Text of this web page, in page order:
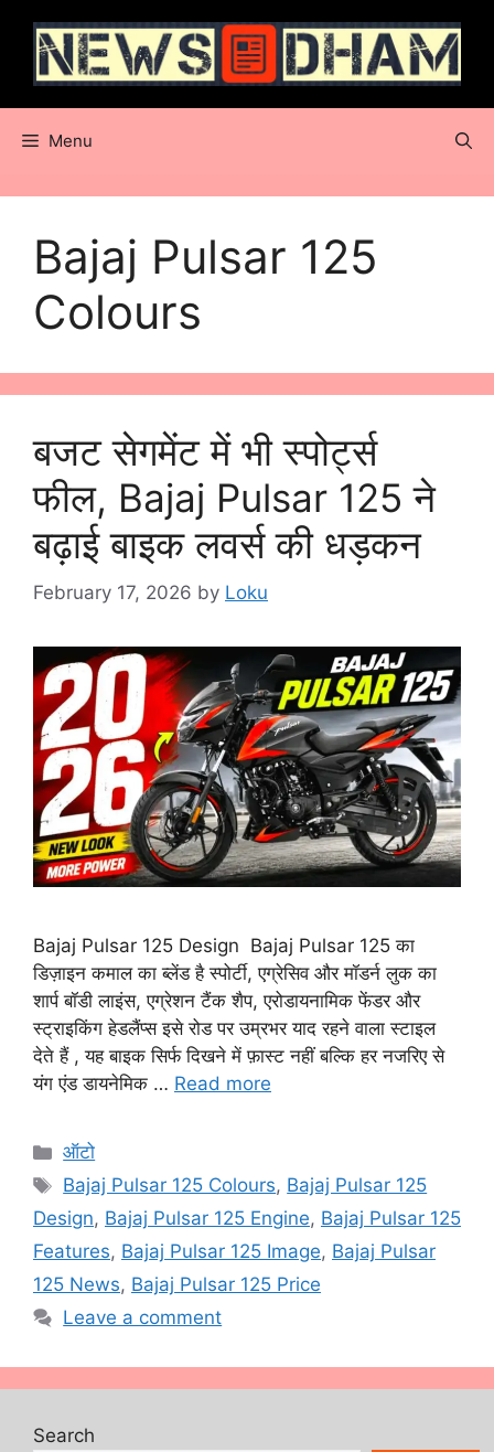
content
Menu
Bajaj Pulsar 125
Colours
बजट सेगमेंट में भी स्पोर्ट्स
फील, Bajaj Pulsar 125 ने
बढ़ाई बाइक लवर्स की धड़कन
February 17, 2026 by Loku
Bajaj Pulsar 125 Design Bajaj Pulsar 125 का
डिज़ाइन कमाल का ब्लेंड है स्पोर्टी, एग्रेसिव और मॉडर्न लुक का
शार्प बॉडी लाइंस, एग्रेशन टैंक शैप, एरोडायनामिक फेंडर और
स्ट्राइकिंग हेडलैंप्स इसे रोड पर उम्रभर याद रहने वाला स्टाइल
देते हैं , यह बाइक सिर्फ दिखने में फ़ास्ट नहीं बल्कि हर नजरिए से
यंग एंड डायनेमिक … Read more
Categories
ऑटो
Tags
Bajaj Pulsar 125 Colours, Bajaj Pulsar 125
Design, Bajaj Pulsar 125 Engine, Bajaj Pulsar 125
Features, Bajaj Pulsar 125 Image, Bajaj Pulsar
125 News, Bajaj Pulsar 125 Price
Leave a comment
Search